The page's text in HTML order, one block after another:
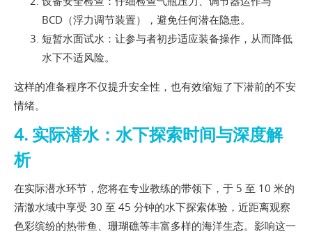
BCD（浮力调节装置），避免任何潜在隐患。
短暂水面试水：让参与者初步适应装备操作，从而降低
水下不适风险。
这样的准备程序不仅提升安全性，也有效缩短了下潜前的不安
情绪。
4. 实际潜水：水下探索时间与深度解
析
在实际潜水环节，您将在专业教练的带领下，于 5 至 10 米的
清澈水域中享受 30 至 45 分钟的水下探索体验，近距离观察
色彩缤纷的热带鱼、珊瑚礁等丰富多样的海洋生态。影响这一